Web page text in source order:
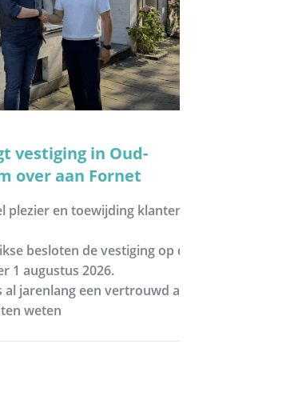
vestiging in Oud-
over aan Fornet
plezier en toewijding klanten te hebben
besloten de vestiging op de Johannes
1 augustus 2026.
jarenlang een vertrouwd adres in Amsterdam
weten